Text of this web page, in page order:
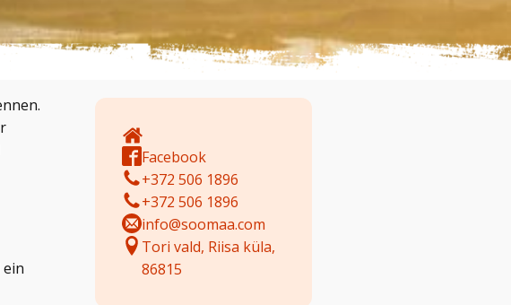
Facebook
+372 506 1896
+372 506 1896
info@soomaa.com
Tori vald, Riisa küla,
86815